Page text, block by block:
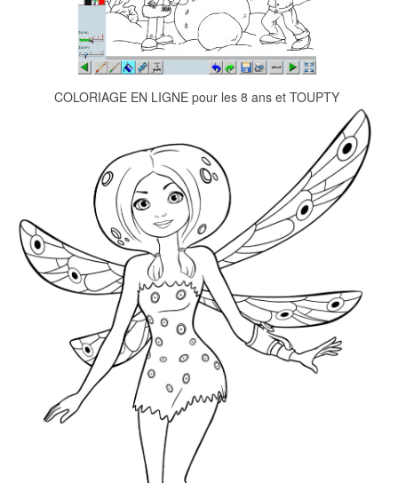
COLORIAGE EN LIGNE pour les 8 ans et TOUPTY